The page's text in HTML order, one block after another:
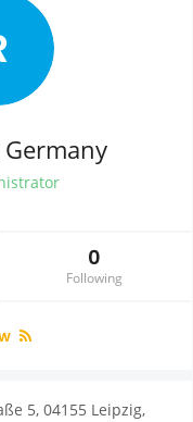
0
Following
5, 04155 Leipzig,